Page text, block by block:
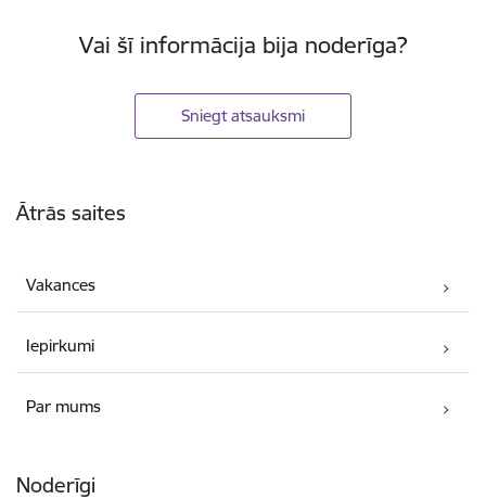
Vai šī informācija bija noderīga?
Sniegt atsauksmi
Ātrās saites
Vakances
Iepirkumi
Par mums
Noderīgi